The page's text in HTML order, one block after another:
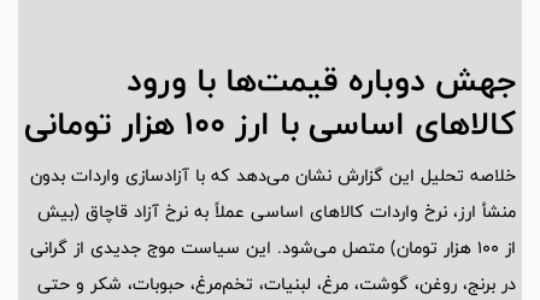
جهش دوباره قیمت‌ها با ورود
کالاهای اساسی با ارز 100 هزار تومانی
خلاصه تحلیل این گزارش نشان می‌دهد که با آزادسازی واردات بدون
منشأ ارز، نرخ واردات کالاهای اساسی عملاً به نرخ آزاد قاچاق (بیش
از 100 هزار تومان) متصل می‌شود. این سیاست موج جدیدی از گرانی
در برنج، روغن، گوشت، مرغ، لبنیات، تخم‌مرغ، حبوبات، شکر و حتی